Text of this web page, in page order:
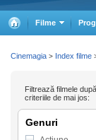
Filme
Filtrează filmele după
criteriile de mai jos:
Genuri
Cinemagia > Index filme